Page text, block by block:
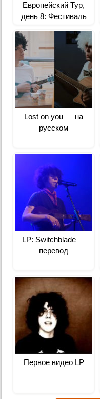
Европейский Тур,
день 8: Фестиваль
на стадионе MOSiR в
Освенциме, Польша
Lost on you — на
русском
LP: Switchblade —
перевод
Первое видео LP